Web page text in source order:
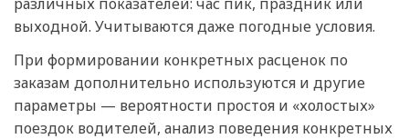
выходной. Учитываются даже погодные условия.
При формировании конкретных расценок по
заказам дополнительно используются и другие
параметры — вероятности простоя и «холостых»
поездок водителей, анализ поведения конкретных